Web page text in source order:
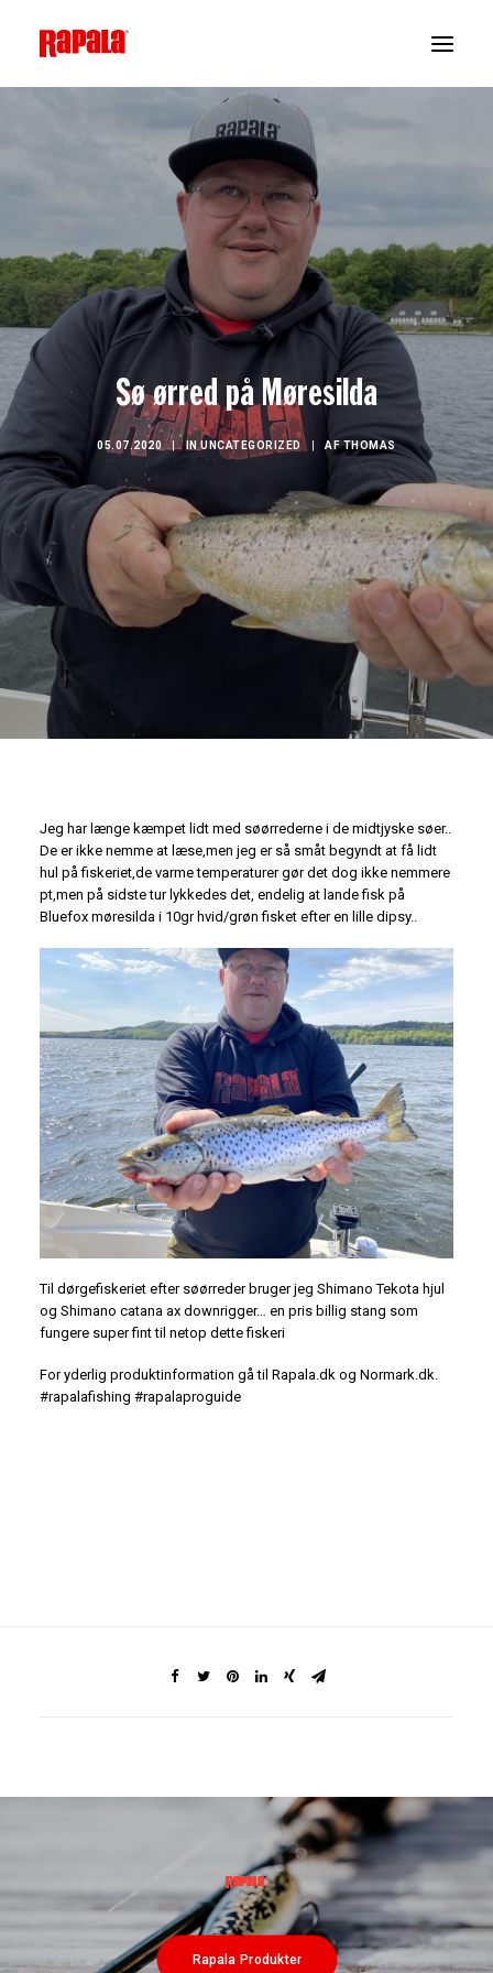
Sø ørred på Møresilda
05.07.2020 INUNCATEGORIZED AFTHOMAS
Jeg har længe kæmpet lidt med søørrederne i de midtjyske søer..
De er ikke nemme at læse,men jeg er så småt begyndt at få lidt
hul på fiskeriet,de varme temperaturer gør det dog ikke nemmere
pt,men på sidste tur lykkedes det, endelig at lande fisk på
Bluefox møresilda i 10gr hvid/grøn fisket efter en lille dipsy..
Til dørgefiskeriet efter søørreder bruger jeg Shimano Tekota hjul
og Shimano catana ax downrigger… en pris billig stang som
fungere super fint til netop dette fiskeri
For yderlig produktinformation gå til Rapala.dk og Normark.dk.
#rapalafishing #rapalaproguide
Rapala Produkter